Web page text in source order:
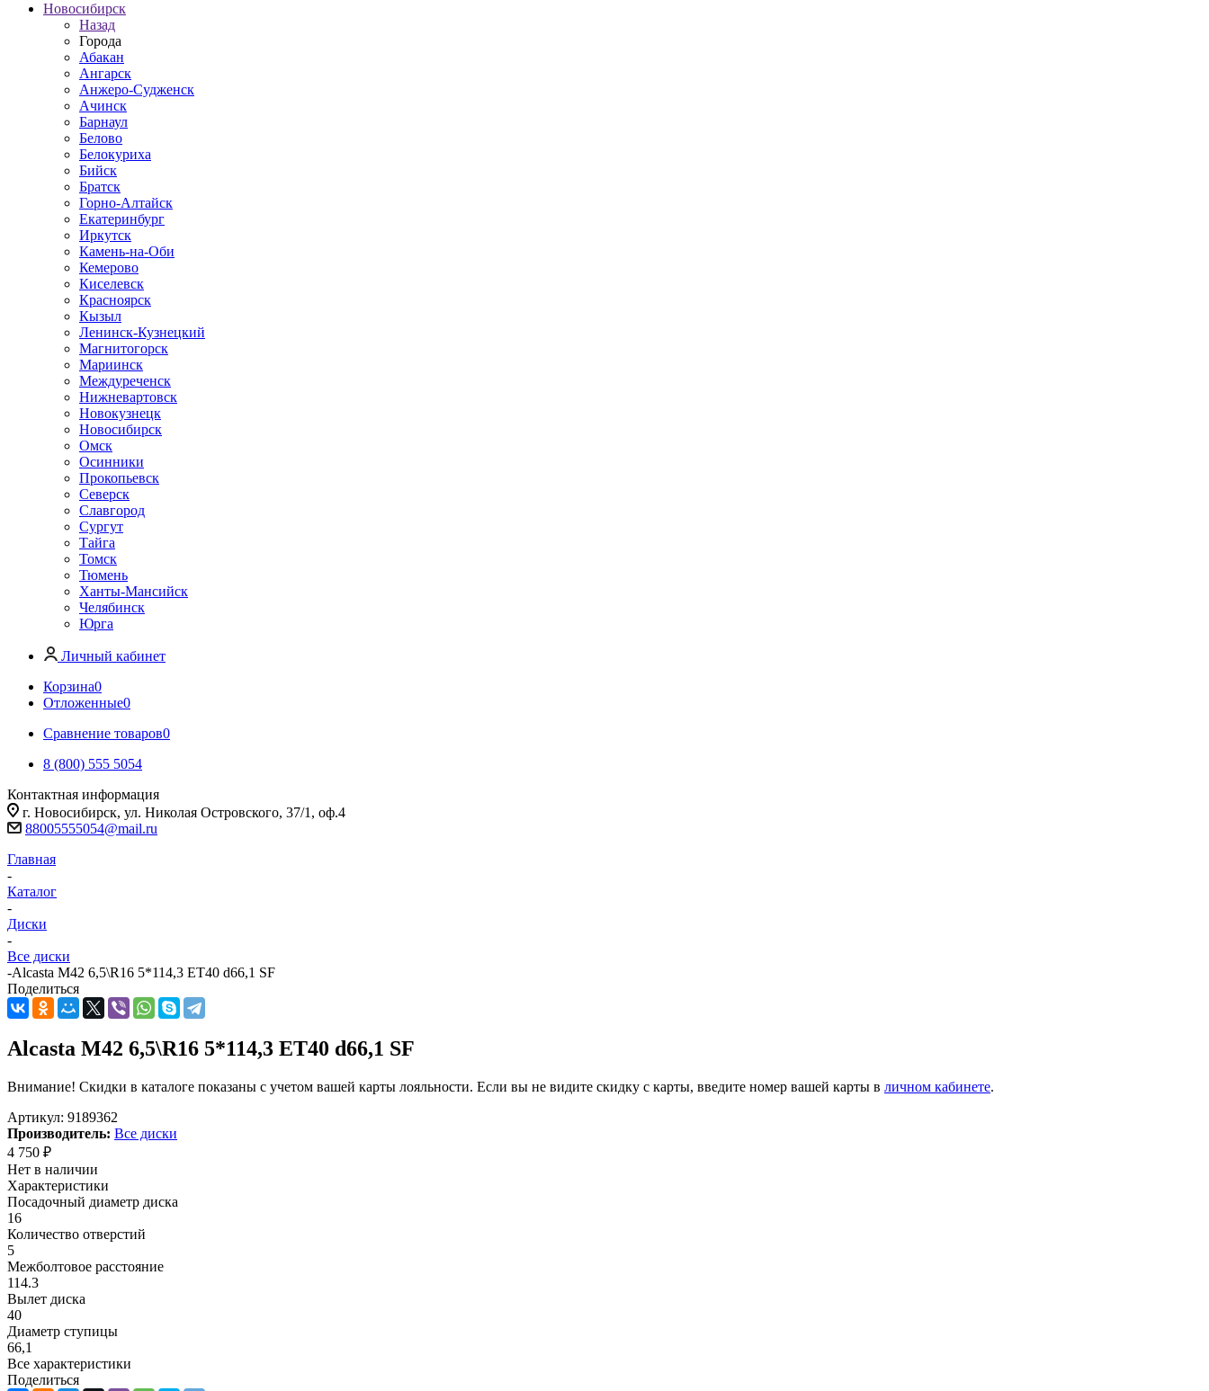
Новосибирск
Назад
Города
Абакан
Ангарск
Анжеро-Судженск
Ачинск
Барнаул
Белово
Белокуриха
Бийск
Братск
Горно-Алтайск
Екатеринбург
Иркутск
Камень-на-Оби
Кемерово
Киселевск
Красноярск
Кызыл
Ленинск-Кузнецкий
Магнитогорск
Мариинск
Междуреченск
Нижневартовск
Новокузнецк
Новосибирск
Омск
Осинники
Прокопьевск
Северск
Славгород
Сургут
Тайга
Томск
Тюмень
Ханты-Мансийск
Челябинск
Юрга
Личный кабинет
Корзина0
Отложенные0
Сравнение товаров0
8 (800) 555 5054
Контактная информация
г. Новосибирск, ул. Николая Островского, 37/1, оф.4
88005555054@mail.ru
Главная
-
Каталог
-
Диски
-
Все диски
-Alcasta M42 6,5\R16 5*114,3 ET40 d66,1 SF
Поделиться
Alcasta M42 6,5\R16 5*114,3 ET40 d66,1 SF
Внимание! Скидки в каталоге показаны с учетом вашей карты лояльности. Если вы не видите скидку с карты, введите номер вашей карты в личном кабинете.
Артикул: 9189362
Производитель: Все диски
4 750 ₽
Нет в наличии
Характеристики
Посадочный диаметр диска
16
Количество отверстий
5
Межболтовое расстояние
114.3
Вылет диска
40
Диаметр ступицы
66,1
Все характеристики
Поделиться